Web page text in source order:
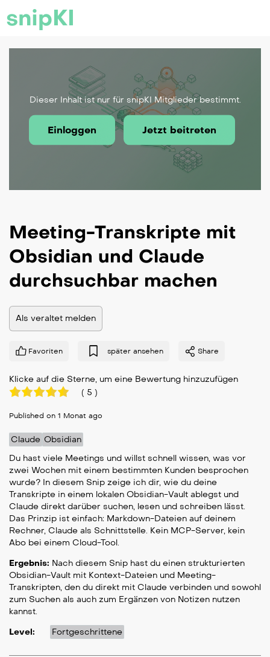
snipKI
Dieser Inhalt ist nur für snipKI Mitglieder bestimmt.
Einloggen Jetzt beitreten
Meeting-Transkripte mit
Obsidian und Claude
durchsuchbar machen
Als veraltet melden
Favoriten später ansehen Share
Klicke auf die Sterne, um eine Bewertung hinzuzufügen
( 5 )
Published on 1 Monat ago
Claude Obsidian
Du hast viele Meetings und willst schnell wissen, was vor
zwei Wochen mit einem bestimmten Kunden besprochen
wurde? In diesem Snip zeige ich dir, wie du deine
Transkripte in einem lokalen Obsidian-Vault ablegst und
Claude direkt darüber suchen, lesen und schreiben lässt.
Das Prinzip ist einfach: Markdown-Dateien auf deinem
Rechner, Claude als Schnittstelle. Kein MCP-Server, kein
Abo bei einem Cloud-Tool.
Ergebnis: Nach diesem Snip hast du einen strukturierten
Obsidian-Vault mit Kontext-Dateien und Meeting-
Transkripten, den du direkt mit Claude verbinden und sowohl
zum Suchen als auch zum Ergänzen von Notizen nutzen
kannst.
Level:
Fortgeschrittene